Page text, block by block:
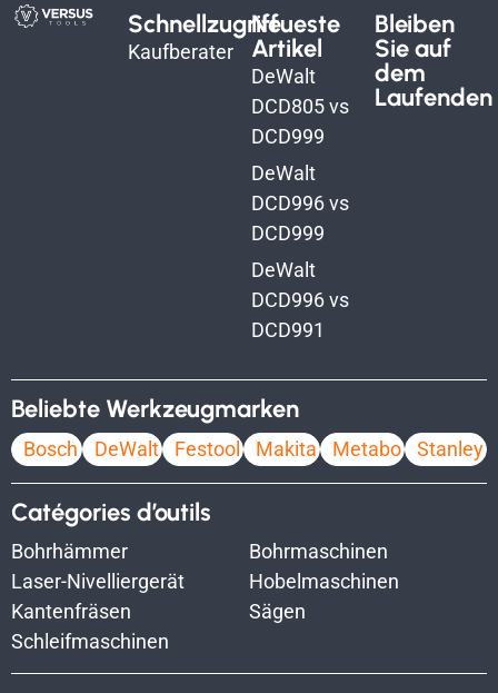
Schnellzugriff
Kaufberater
Neueste
Artikel
DeWalt
DCD805 vs
DCD999
DeWalt
DCD996 vs
DCD999
DeWalt
DCD996 vs
DCD991
Bleiben
Sie auf
dem
Laufenden
Beliebte Werkzeugmarken
Bosch DeWalt Festool Makita Metabo Stanley
Catégories d’outils
Bohrhämmer
Bohrmaschinen
Laser-Nivelliergerät
Hobelmaschinen
Kantenfräsen
Sägen
Schleifmaschinen